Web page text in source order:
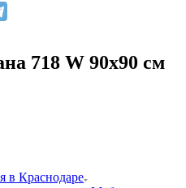
718 W 90х90 см
в Краснодаре